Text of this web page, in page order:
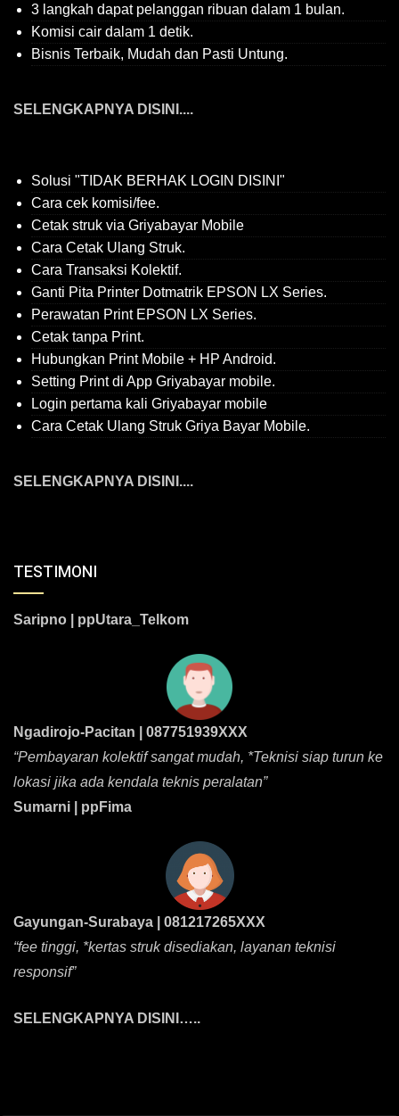
3 langkah dapat pelanggan ribuan dalam 1 bulan.
Komisi cair dalam 1 detik.
Bisnis Terbaik, Mudah dan Pasti Untung.
SELENGKAPNYA DISINI....
Solusi "TIDAK BERHAK LOGIN DISINI"
Cara cek komisi/fee.
Cetak struk via Griyabayar Mobile
Cara Cetak Ulang Struk.
Cara Transaksi Kolektif.
Ganti Pita Printer Dotmatrik EPSON LX Series.
Perawatan Print EPSON LX Series.
Cetak tanpa Print.
Hubungkan Print Mobile + HP Android.
Setting Print di App Griyabayar mobile.
Login pertama kali Griyabayar mobile
Cara Cetak Ulang Struk Griya Bayar Mobile.
SELENGKAPNYA DISINI....
TESTIMONI
Saripno | ppUtara_Telkom
Ngadirojo-Pacitan | 087751939XXX
“Pembayaran kolektif sangat mudah, *Teknisi siap turun ke
lokasi jika ada kendala teknis peralatan”
Sumarni | ppFima
Gayungan-Surabaya | 081217265XXX
“fee tinggi, *kertas struk disediakan, layanan teknisi
responsif”
SELENGKAPNYA DISINI…..